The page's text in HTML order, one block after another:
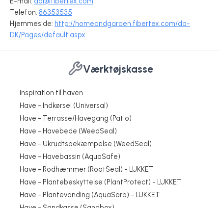
Telefon: 86353535
Hjemmeside: http://homeandgarden.fibertex.com/da-
DK/Pages/default.aspx
Værktøjskasse
Inspiration til haven
Have - Indkørsel (Universal)
Have - Terrasse/Havegang (Patio)
Have - Havebede (WeedSeal)
Have - Ukrudtsbekæmpelse (WeedSeal)
Have - Havebassin (AquaSafe)
Have - Rodhæmmer (RootSeal) - LUKKET
Have - Plantebeskyttelse (PlantProtect) - LUKKET
Have - Plantevanding (AquaSorb) - LUKKET